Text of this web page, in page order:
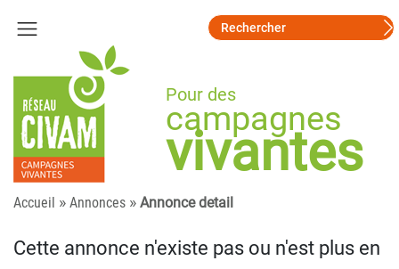
Pour des
campagnes
vivantes
Accueil » Annonces » Annonce detail
Cette annonce n'existe pas ou n'est plus en